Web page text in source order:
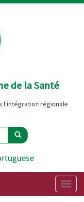
de la Santé
l'intégration régionale
Rechercher